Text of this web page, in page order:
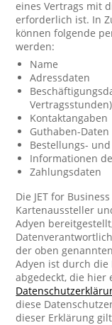
eines Vertrags mit
erforderlich ist. In
können folgende
werden:
Name
Adressdaten
Vertragsstunden)
Kontaktangaben
Guthaben-Daten
Bestellungs-
Informationen
Zahlungsdaten
Die JET for
Kartenaussteller
Adyen
der oben
Adyen ist durch die
abgedeckt, die hier
diese
dieser Erklärung